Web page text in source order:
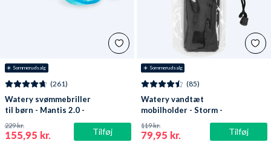
☀️ Sommerudsalg
Tilføj
(261)
Watery svømmebriller
til børn - Mantis 2.0 -
Atlantic Blå/klar
155,95 kr.
229 kr.
☀️ Sommerudsalg
Tilføj
(85)
Watery vandtæt
mobilholder - Storm -
Sort
79,95 kr.
119 kr.